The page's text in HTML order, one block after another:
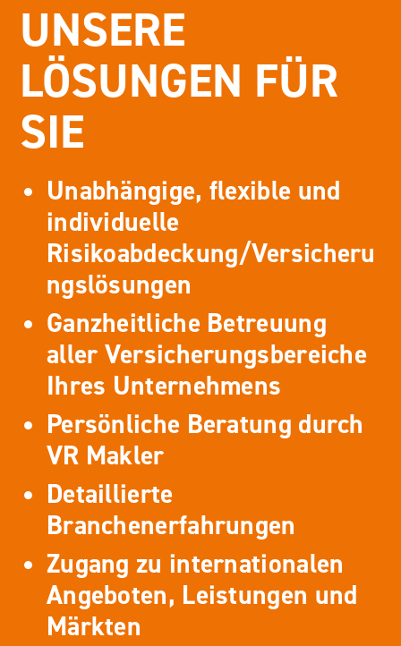
UNSERE
LÖSUNGEN FÜR
SIE
Unabhängige, flexible und
individuelle
Risikoabdeckung/Versicheru
ngslösungen
Ganzheitliche Betreuung
aller Versicherungsbereiche
Ihres Unternehmens
Persönliche Beratung durch
VR Makler
Detaillierte
Branchenerfahrungen
Zugang zu internationalen
Angeboten, Leistungen und
Märkten